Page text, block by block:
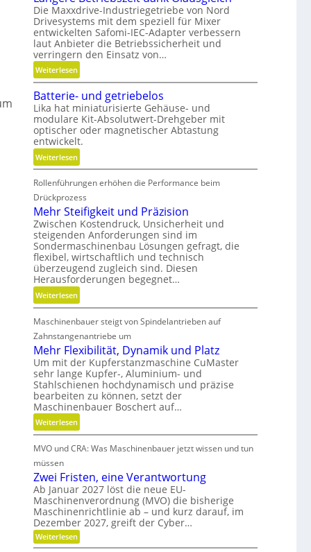
Die Maxxdrive-Industriegetriebe von Nord
Drivesystems mit dem speziell für Mixer
entwickelten Safomi-IEC-Adapter verbessern
laut Anbieter die Betriebssicherheit und
verringern den Einsatz von…
Weiterlesen:
L
ä
n
g
e
r
e
e
t
r
e
b
s
z
e
i
t
d
a
n
k
Ö
l
a
u
s
g
e
i
c
h
Batterie- und getriebelos
Lika hat miniaturisierte Gehäuse- und
modulare Kit-Absolutwert-Drehgeber mit
optischer oder magnetischer Abtastung
entwickelt.
Weiterlesen:
B
a
t
t
e
r
i
e
-
u
n
g
e
t
r
i
e
b
e
l
o
Rollenführungen erhöhen die Performance beim
Drückprozess
Mehr Steifigkeit und Präzision
Zwischen Kostendruck, Unsicherheit und
steigenden Anforderungen sind im
Sondermaschinenbau Lösungen gefragt, die
flexibel, wirtschaftlich und technisch
überzeugend zugleich sind. Diesen
Herausforderungen begegnet…
Weiterlesen:
M
e
h
r
S
t
e
i
f
i
k
i
t
u
n
d
P
Maschinenbauer steigt von Spindelantrieben auf
Zahnstangenantriebe um
Mehr Flexibilität, Dynamik und Platz
Um mit der Kupferstanzmaschine CuMaster
sehr lange Kupfer-, Aluminium- und
Stahlschienen hochdynamisch und präzise
bearbeiten zu können, setzt der
Maschinenbauer Boschert auf…
Weiterlesen:
M
e
r
F
l
e
x
i
MVO und CRA: Was Maschinenbauer jetzt wissen und tun
müssen
Zwei Fristen, eine Verantwortung
Ab Januar 2027 löst die neue EU-
Maschinenverordnung (MVO) die bisherige
Maschinenrichtlinie ab – und kurz darauf, im
Dezember 2027, greift der Cyber…
Weiterlesen:
Z